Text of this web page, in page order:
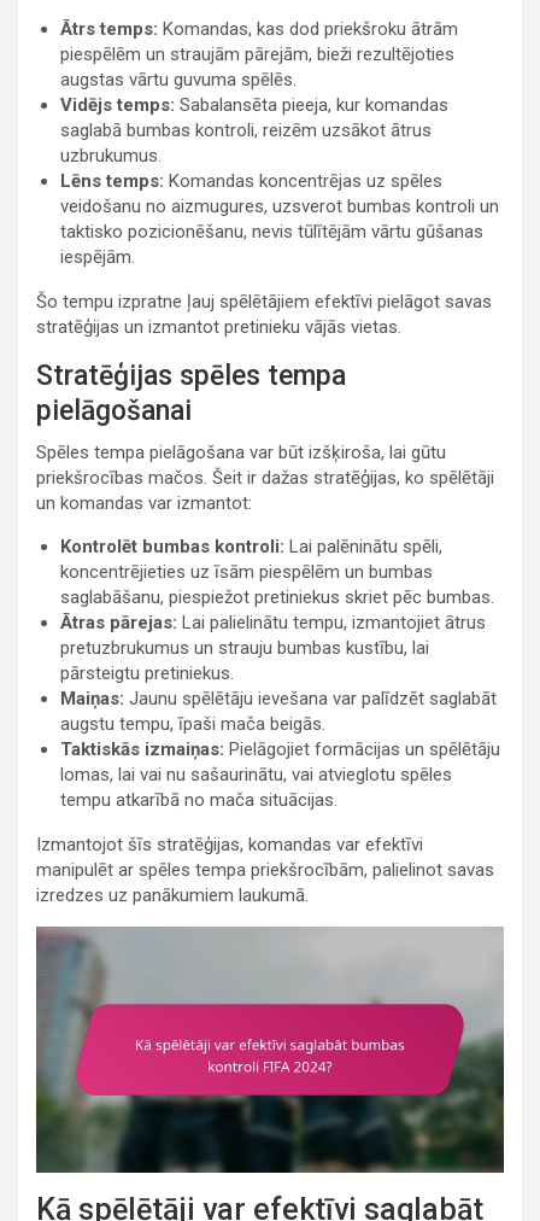
Ātrs temps: Komandas, kas dod priekšroku ātrām
piespēlēm un straujām pārejām, bieži rezultējoties
augstas vārtu guvuma spēlēs.
Vidējs temps: Sabalansēta pieeja, kur komandas
saglabā bumbas kontroli, reizēm uzsākot ātrus
uzbrukumus.
Lēns temps: Komandas koncentrējas uz spēles
veidošanu no aizmugures, uzsverot bumbas kontroli un
taktisko pozicionēšanu, nevis tūlītējām vārtu gūšanas
iespējām.
Šo tempu izpratne ļauj spēlētājiem efektīvi pielāgot savas
stratēģijas un izmantot pretinieku vājās vietas.
Stratēģijas spēles tempa
pielāgošanai
Spēles tempa pielāgošana var būt izšķiroša, lai gūtu
priekšrocības mačos. Šeit ir dažas stratēģijas, ko spēlētāji
un komandas var izmantot:
Kontrolēt bumbas kontroli: Lai palēninātu spēli,
koncentrējieties uz īsām piespēlēm un bumbas
saglabāšanu, piespiežot pretiniekus skriet pēc bumbas.
Ātras pārejas: Lai palielinātu tempu, izmantojiet ātrus
pretuzbrukumus un strauju bumbas kustību, lai
pārsteigtu pretiniekus.
Maiņas: Jaunu spēlētāju ievešana var palīdzēt saglabāt
augstu tempu, īpaši mača beigās.
Taktiskās izmaiņas: Pielāgojiet formācijas un spēlētāju
lomas, lai vai nu sašaurinātu, vai atvieglotu spēles
tempu atkarībā no mača situācijas.
Izmantojot šīs stratēģijas, komandas var efektīvi
manipulēt ar spēles tempa priekšrocībām, palielinot savas
izredzes uz panākumiem laukumā.
Kā spēlētāji var efektīvi saglabāt